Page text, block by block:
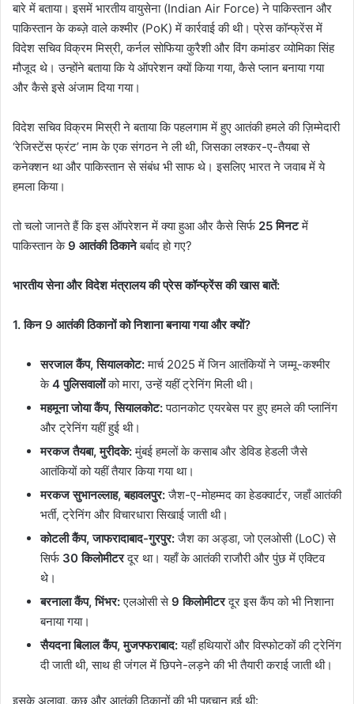
बारे में बताया। इसमें भारतीय वायुसेना (Indian Air Force) ने पाकिस्तान और
पाकिस्तान के कब्ज़े वाले कश्मीर (PoK) में कार्रवाई की थी। प्रेस कॉन्फ्रेंस में
विदेश सचिव विक्रम मिस्री, कर्नल सोफिया कुरैशी और विंग कमांडर व्योमिका सिंह
मौजूद थे। उन्होंने बताया कि ये ऑपरेशन क्यों किया गया, कैसे प्लान बनाया गया
और कैसे इसे अंजाम दिया गया।
विदेश सचिव विक्रम मिस्री ने बताया कि पहलगाम में हुए आतंकी हमले की ज़िम्मेदारी
‘रेजिस्टेंस फ्रंट’ नाम के एक संगठन ने ली थी, जिसका लश्कर-ए-तैयबा से
कनेक्शन था और पाकिस्तान से संबंध भी साफ थे। इसलिए भारत ने जवाब में ये
हमला किया।
तो चलो जानते हैं कि इस ऑपरेशन में क्या हुआ और कैसे सिर्फ 25 मिनटमें
पाकिस्तान के9 आतंकी ठिकानेबर्बाद हो गए?
भारतीय सेना और विदेश मंत्रालय की प्रेस कॉन्फ्रेंस की खास बातें:
1. किन 9 आतंकी ठिकानों को निशाना बनाया गया और क्यों?
सरजाल कैंप, सियालकोट:मार्च 2025 में जिन आतंकियों ने जम्मू-कश्मीर
के4 पुलिसवालोंको मारा, उन्हें यहीं ट्रेनिंग मिली थी।
महमूना जोया कैंप, सियालकोट:पठानकोट एयरबेस पर हुए हमले की प्लानिंग
और ट्रेनिंग यहीं हुई थी।
मरकज तैयबा, मुरीदके:मुंबई हमलों के कसाब और डेविड हेडली जैसे
आतंकियों को यहीं तैयार किया गया था।
मरकज सुभानल्लाह, बहावलपुर:जैश-ए-मोहम्मद का हेडक्वार्टर, जहाँ आतंकी
भर्ती, ट्रेनिंग और विचारधारा सिखाई जाती थी।
कोटली कैंप, जाफरादाबाद-गुरपुर:जैश का अड्डा, जो एलओसी (LoC) से
सिर्फ 30 किलोमीटरदूर था। यहाँ के आतंकी राजौरी और पुंछ में एक्टिव
थे।
बरनाला कैंप, भिंभर:एलओसी से9 किलोमीटरदूर इस कैंप को भी निशाना
बनाया गया।
सैयदना बिलाल कैंप, मुजफ्फराबाद:यहाँ हथियारों और विस्फोटकों की ट्रेनिंग
दी जाती थी, साथ ही जंगल में छिपने-लड़ने की भी तैयारी कराई जाती थी।
इसके अलावा, कुछ और आतंकी ठिकानों की भी पहचान हुई थी: